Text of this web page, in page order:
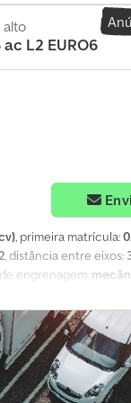
Euro6, 136 cv! =
visual: muito
ac L2 EURO6
, primeira matrícula:
, distância entre eixos:
de engrenagem:
do espaço de carga:1
CarPlay, Bluetooth,
espelho
, = Outras opções e
leve - Manual -